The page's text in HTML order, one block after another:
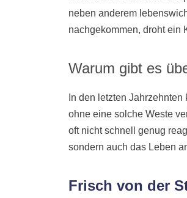
neben anderem
nachgekommen, droht ein
Warum gibt es
In den letzten
ohne eine solche Weste
oft nicht schnell genug
sondern auch das Leben
Frisch von der